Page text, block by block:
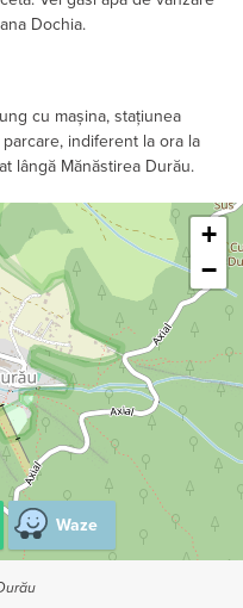
Dochia.
cu mașina, stațiunea
indiferent la ora la
lângă Mănăstirea Durău.
+
−
Waze